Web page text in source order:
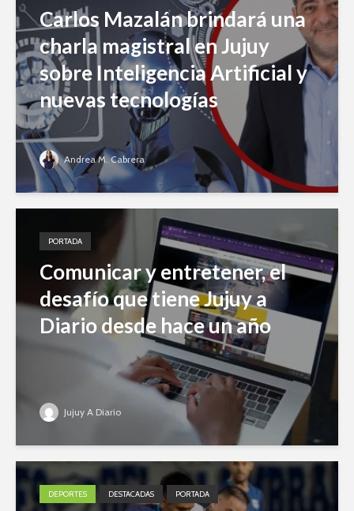
Carlos Mazalán brindará una
charla magistral en Jujuy
sobre Inteligencia Artificial y
nuevas tecnologías
Andrea M. Cabrera
PORTADA
Comunicar y entretener, el
desafío que tiene Jujuy a
Diario desde hace un año
Jujuy A Diario
DEPORTES DESTACADAS PORTADA